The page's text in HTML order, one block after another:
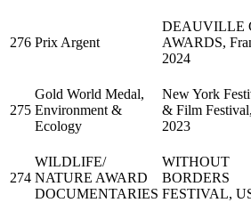
276 Prix Argent
DEAUVILLE
AWARDS,
2024
275
Gold World Medal,
Environment &
Ecology
New York
& Film
2023
274
WILDLIFE/
NATURE AWARD
DOCUMENTARIES
WITHOUT
BORDERS
FESTIVAL,